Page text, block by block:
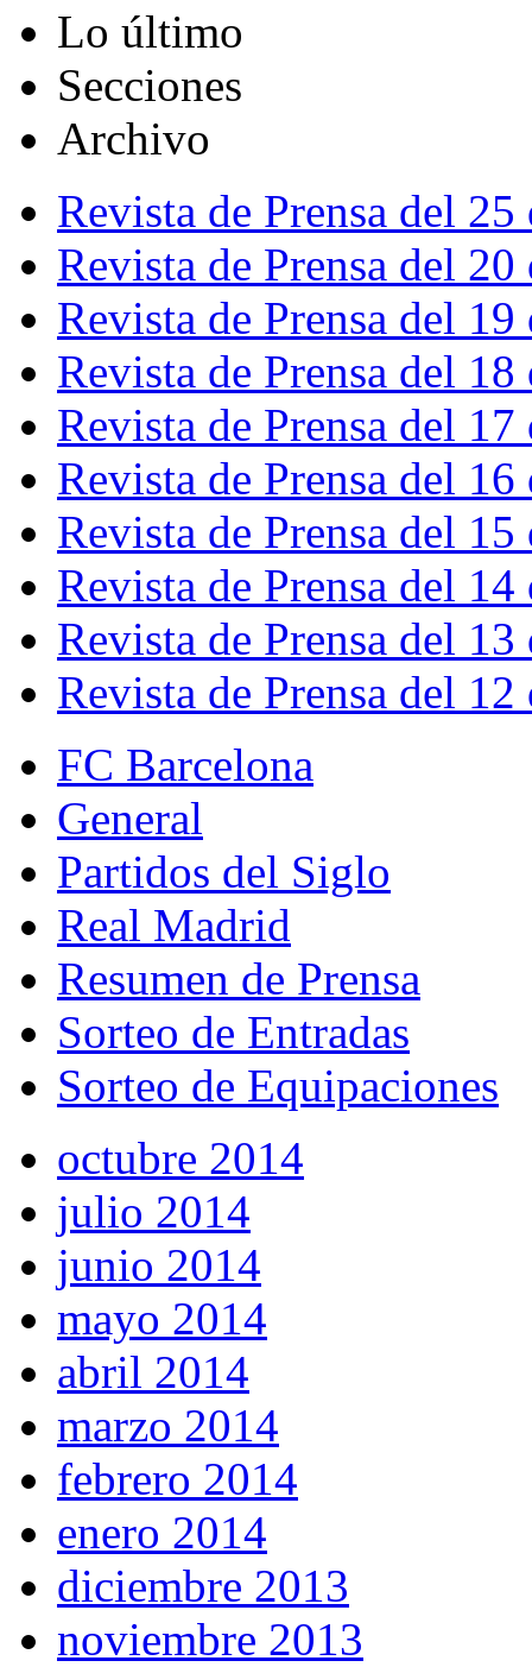
Lo último
Secciones
Archivo
Revista de Prensa del
Revista de Prensa del
Revista de Prensa del
Revista de Prensa del
Revista de Prensa del
Revista de Prensa del
Revista de Prensa del
Revista de Prensa del
Revista de Prensa del
Revista de Prensa del
FC Barcelona
General
Partidos del Siglo
Real Madrid
Resumen de Prensa
Sorteo de Entradas
Sorteo de Equipaciones
octubre 2014
julio 2014
junio 2014
mayo 2014
abril 2014
marzo 2014
febrero 2014
enero 2014
diciembre 2013
noviembre 2013